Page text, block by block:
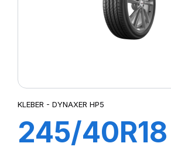
KLEBER - DYNAXER HP5
245/